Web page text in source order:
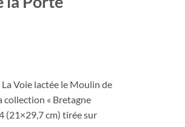
Voie lactée le Moulin de
collection « Bretagne
(21×29,7 cm) tirée sur